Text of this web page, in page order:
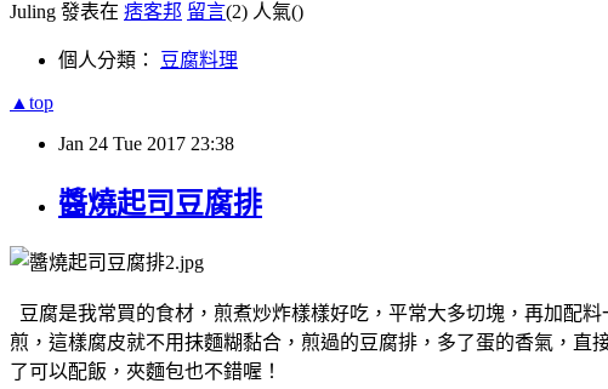
Juling 發表在 痞客邦 留言(2) 人氣()
個人分類： 豆腐料理
▲top
Jan 24 Tue 2017 23:38
醬燒起司豆腐排
豆腐是我常買的食材，煎煮炒炸樣樣好吃，平常大多切塊，再加配
煎，這樣腐皮就不用抹麵糊黏合，煎過的豆腐排，多了蛋的香氣，
了可以配飯，夾麵包也不錯喔！